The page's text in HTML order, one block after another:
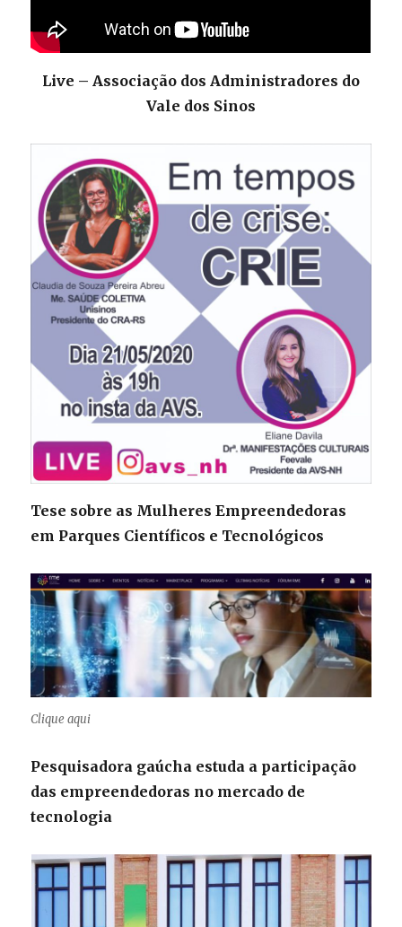
Live – Associação dos Administradores do
Vale dos Sinos
Tese sobre as Mulheres Empreendedoras
em Parques Científicos e Tecnológicos
Clique aqui
Pesquisadora gaúcha estuda a participação
das empreendedoras no mercado de
tecnologia